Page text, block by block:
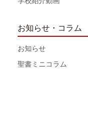
お知らせ・コラム
お知らせ
聖書ミニコラム